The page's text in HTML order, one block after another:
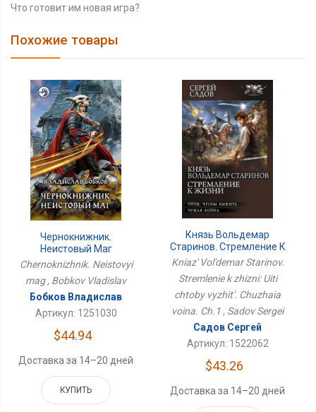
Что готовит им новая игра?
Похожие товары
Чернокнижник.
Неистовый Маг
Chernoknizhnik. Neistovyi
mag , Bobkov Vladislav
Бобков Владислав
Артикул: 1251030
$44.94
Доставка за 14–20 дней
КУПИТЬ
Князь Вольдемар
Старинов. Стремление К
Жизни: Уйти Чтобы
Ч.1
Kniaz' Vol'demar Starinov.
Stremlenie k zhizni: Uiti
chtoby vyzhit'. Chuzhaia
voina. Ch.1 , Sadov Sergei
Садов Сергей
Артикул: 1522062
$43.26
Доставка за 14–20 дней